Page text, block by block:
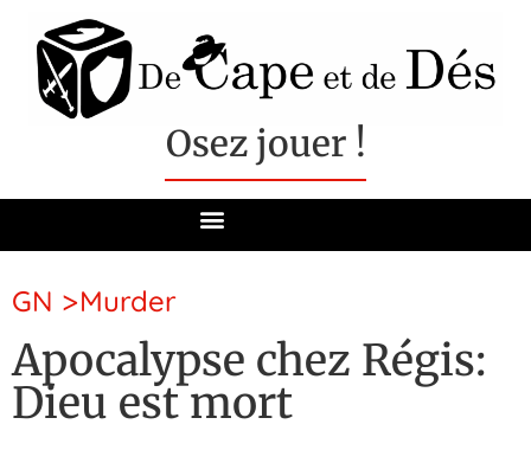
Osez jouer !
GN >Murder
Apocalypse chez Régis:
Dieu est mort